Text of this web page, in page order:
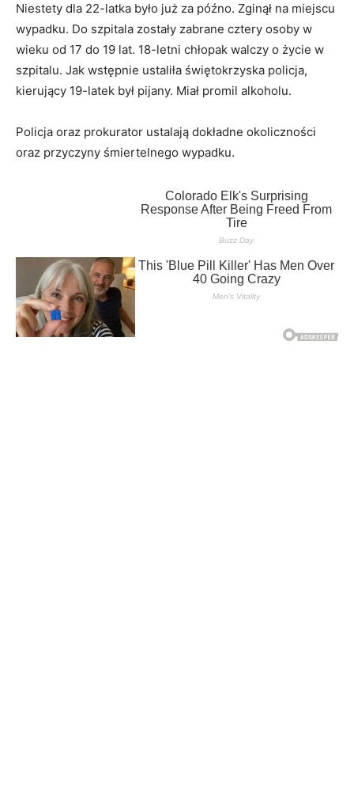
Niestety dla 22-latka było już za późno. Zginął na miejscu
wypadku. Do szpitala zostały zabrane cztery osoby w
wieku od 17 do 19 lat. 18-letni chłopak walczy o życie w
szpitalu. Jak wstępnie ustaliła świętokrzyska policja,
kierujący 19-latek był pijany. Miał promil alkoholu.
Policja oraz prokurator ustalają dokładne okoliczności
oraz przyczyny śmiertelnego wypadku.